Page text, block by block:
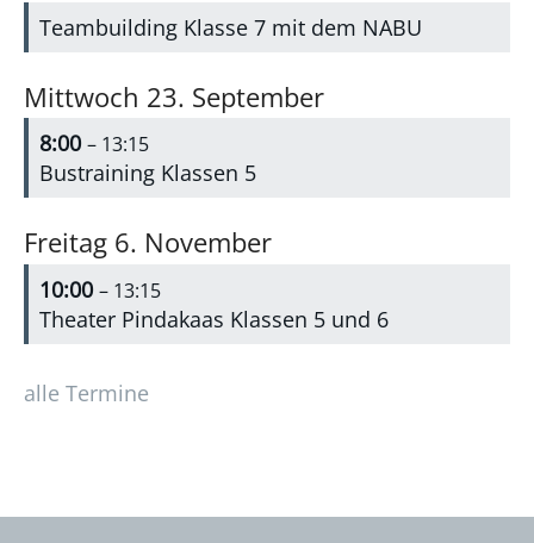
Teambuilding Klasse 7 mit dem NABU
Mittwoch 23. September
8:00– 13:15
Bustraining Klassen 5
Freitag 6. November
10:00– 13:15
Theater Pindakaas Klassen 5 und 6
alle Termine